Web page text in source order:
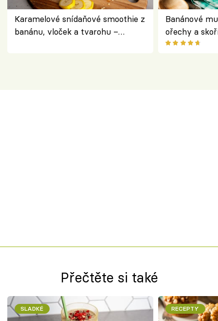
Karamelové snídaňové smoothie z
banánu, vloček a tvarohu –
Banánové
ořechy a
Přečtěte si také
SLADKÉ RECEPTY